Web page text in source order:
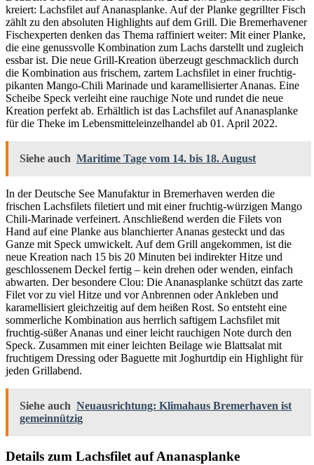
kreiert: Lachsfilet auf Ananasplanke. Auf der Planke gegrillter Fisch
zählt zu den absoluten Highlights auf dem Grill. Die Bremerhavener
Fischexperten denken das Thema raffiniert weiter: Mit einer Planke,
die eine genussvolle Kombination zum Lachs darstellt und zugleich
essbar ist. Die neue Grill-Kreation überzeugt geschmacklich durch
die Kombination aus frischem, zartem Lachsfilet in einer fruchtig-
pikanten Mango-Chili Marinade und karamellisierter Ananas. Eine
Scheibe Speck verleiht eine rauchige Note und rundet die neue
Kreation perfekt ab. Erhältlich ist das Lachsfilet auf Ananasplanke
für die Theke im Lebensmitteleinzelhandel ab 01. April 2022.
Siehe auch Maritime Tage vom 14. bis 18. August
In der Deutsche See Manufaktur in Bremerhaven werden die
frischen Lachsfilets filetiert und mit einer fruchtig-würzigen Mango
Chili-Marinade verfeinert. Anschließend werden die Filets von
Hand auf eine Planke aus blanchierter Ananas gesteckt und das
Ganze mit Speck umwickelt. Auf dem Grill angekommen, ist die
neue Kreation nach 15 bis 20 Minuten bei indirekter Hitze und
geschlossenem Deckel fertig – kein drehen oder wenden, einfach
abwarten. Der besondere Clou: Die Ananasplanke schützt das zarte
Filet vor zu viel Hitze und vor Anbrennen oder Ankleben und
karamellisiert gleichzeitig auf dem heißen Rost. So entsteht eine
sommerliche Kombination aus herrlich saftigem Lachsfilet mit
fruchtig-süßer Ananas und einer leicht rauchigen Note durch den
Speck. Zusammen mit einer leichten Beilage wie Blattsalat mit
fruchtigem Dressing oder Baguette mit Joghurtdip ein Highlight für
jeden Grillabend.
Siehe auch Neuausrichtung: Klimahaus Bremerhaven ist
gemeinnützig
Details zum Lachsfilet auf Ananasplanke